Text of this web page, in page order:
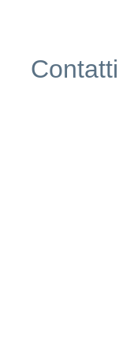
Contatti